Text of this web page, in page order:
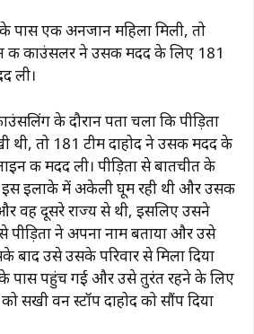
पास एक अनजान महिला मिली, तो
की काउंसलर ने उसकी मदद के लिए 181
ली।
के दौरान पता चला कि पीड़िता
थी, तो 181 टीम दाहोद ने उसकी मदद के
की मदद ली। पीड़िता से बातचीत के
इस इलाके में अकेली घूम रही थी और उसकी
वह दूसरे राज्य से थी, इसलिए उसने
पीड़िता ने अपना नाम बताया और उसे
बाद उसे उसके परिवार से मिला दिया
के पास पहुंच गई और उसे तुरंत रहने के लिए
सखी वन स्टॉप दाहोद को सौंप दिया